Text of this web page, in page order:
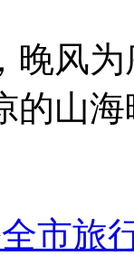
风为
的山
市旅